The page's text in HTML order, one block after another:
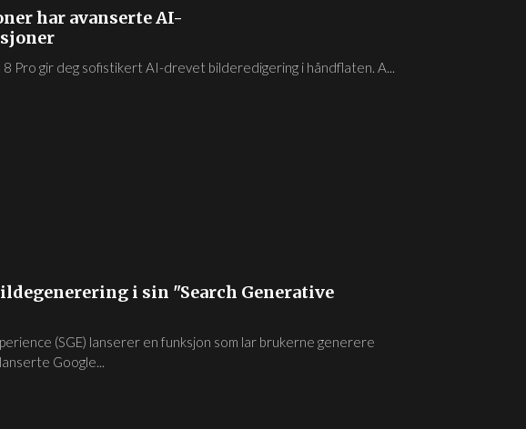
har avanserte AI-
8 Pro gir deg sofistikert AI-drevet bilderedigering i håndflaten. A...
i sin "Search Generative
(SGE) lanserer en funksjon som lar brukerne generere
Google...